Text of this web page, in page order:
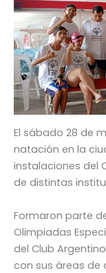
El sábado 28 de
natación en la
instalaciones del
de distintas
Formaron parte
Olimpiadas
del Club
con sus áreas